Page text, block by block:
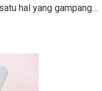
hal yang gampang…